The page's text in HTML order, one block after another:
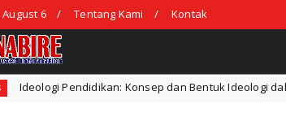
6 Tentang Kami Kontak
Konsep dan Bentuk Ideologi dalam Pendidikan